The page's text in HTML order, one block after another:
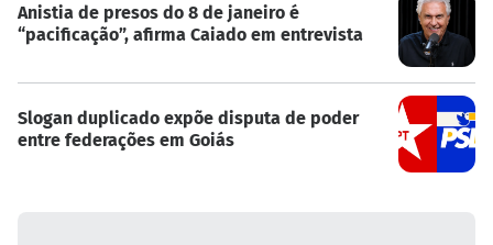
Anistia de presos do 8 de janeiro é
“pacificação”, afirma Caiado em entrevista
Slogan duplicado expõe disputa de poder
entre federações em Goiás